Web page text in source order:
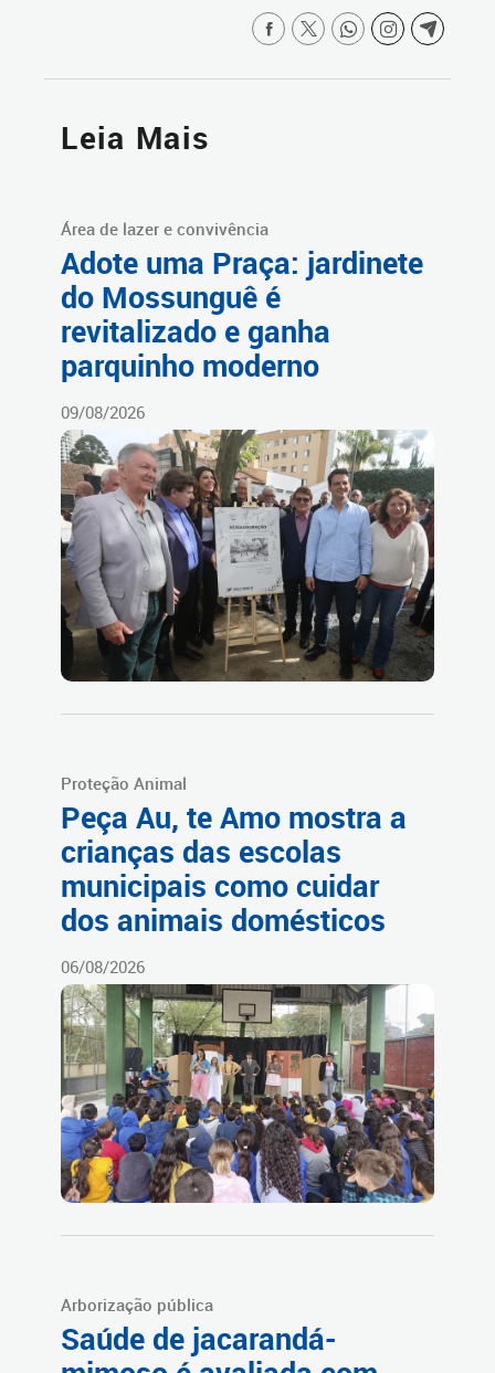
Leia Mais
Área de lazer e convivência
Adote uma Praça: jardinete
do Mossunguê é
revitalizado e ganha
parquinho moderno
09/08/2026
Proteção Animal
Peça Au, te Amo mostra a
crianças das escolas
municipais como cuidar
dos animais domésticos
06/08/2026
Arborização pública
Saúde de jacarandá-